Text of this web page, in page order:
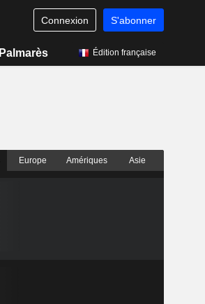
Connexion S'abonner
Palmarès Édition française
Europe Amériques Asie